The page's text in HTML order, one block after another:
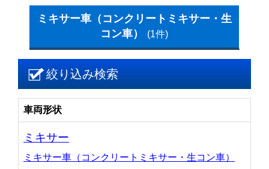
ミキサー車（コンクリートミキサー・生
コン車）
(1件)
絞り込み検索
車両形状
ミキサー
ミキサー車（コンクリートミキサー・生コン車）